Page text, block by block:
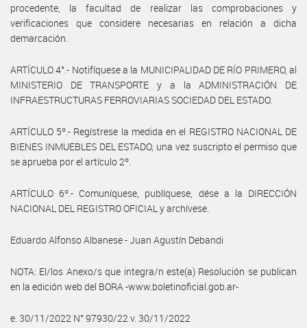
procedente, la facultad de realizar las comprobaciones y
verificaciones que considere necesarias en relación a dicha
demarcación.
ARTÍCULO 4°.- Notifíquese a la MUNICIPALIDAD DE RÍO PRIMERO, al
MINISTERIO DE TRANSPORTE y a la ADMINISTRACIÓN DE
INFRAESTRUCTURAS FERROVIARIAS SOCIEDAD DEL ESTADO.
ARTÍCULO 5º.- Regístrese la medida en el REGISTRO NACIONAL DE
BIENES INMUEBLES DEL ESTADO, una vez suscripto el permiso que
se aprueba por el artículo 2º.
ARTÍCULO 6º.- Comuníquese, publíquese, dése a la DIRECCIÓN
NACIONAL DEL REGISTRO OFICIAL y archívese.
Eduardo Alfonso Albanese - Juan Agustín Debandi
NOTA: El/los Anexo/s que integra/n este(a) Resolución se publican
en la edición web del BORA -www.boletinoficial.gob.ar-
e. 30/11/2022 N° 97930/22 v. 30/11/2022